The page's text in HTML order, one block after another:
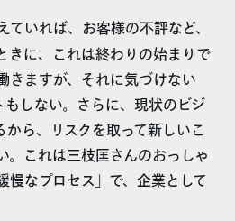
ていれば、お客様の不評など、
きに、これは終わりの始まりで
きますが、それに気づけない
もしない。さらに、現状のビジ
ら、リスクを取って新しいこ
。これは三枝匡さんのおっしゃ
慢なプロセス」で、企業として